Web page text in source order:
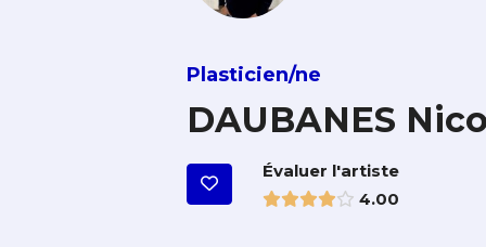
Plasticien/ne
DAUBANES
Évaluer l'artiste
4.00